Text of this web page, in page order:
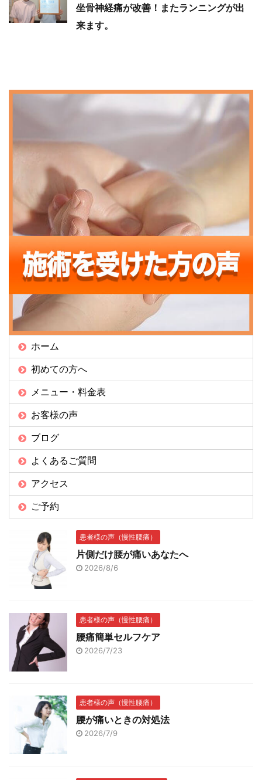
坐骨神経痛が改善！またランニングが出
来ます。
ホーム
初めての方へ
メニュー・料金表
お客様の声
ブログ
よくあるご質問
アクセス
ご予約
患者様の声（慢性腰痛）
片側だけ腰が痛いあなたへ
2026/8/6
患者様の声（慢性腰痛）
腰痛簡単セルフケア
2026/7/23
患者様の声（慢性腰痛）
腰が痛いときの対処法
2026/7/9